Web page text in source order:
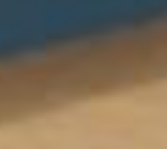
De badkamer is ruim
een inloopdouche,
wastafelmeubel.
Kortom: een
indeling, twee